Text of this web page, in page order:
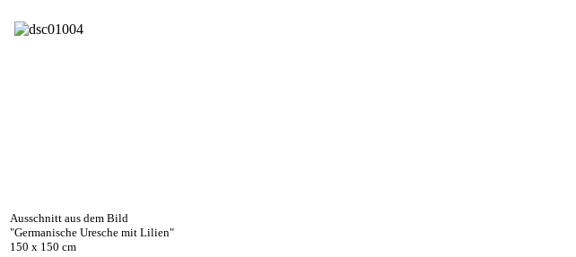
Ausschnitt aus dem Bild
"Germanische Uresche mit Lilien"
150 x 150 cm